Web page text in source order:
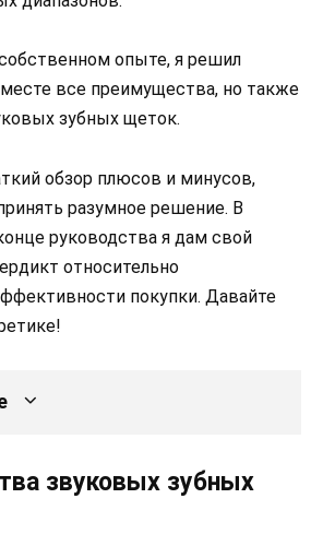
опыте, я решил
все преимущества, но также
зубных щеток.
обзор плюсов и минусов,
разумное решение. В
руководства я дам свой
относительно
покупки. Давайте
звуковых зубных